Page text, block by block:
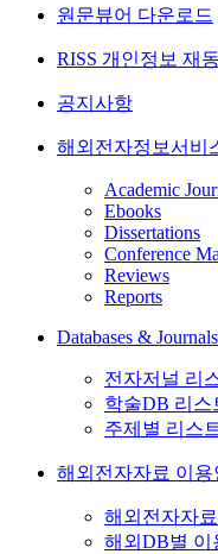
원문뷰어 다운로드
RISS 개인정보 재
공지사항
해외전자정보서비
Academic
Ebooks
Dissertations
Conference
Reviews
Reports
Databases & Journals
전자저널 리
학술DB 리스
주제별 리스
해외전자자료 이용
해외전자자
해외DB별 이